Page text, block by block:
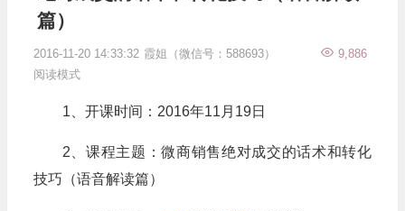
篇）
2016-11-20 14:33:32 霞姐（微信号：588693）
9,886
阅读模式
1、开课时间：2016年11月19日
2、课程主题：微商销售绝对成交的话术和转化
技巧（语音解读篇）